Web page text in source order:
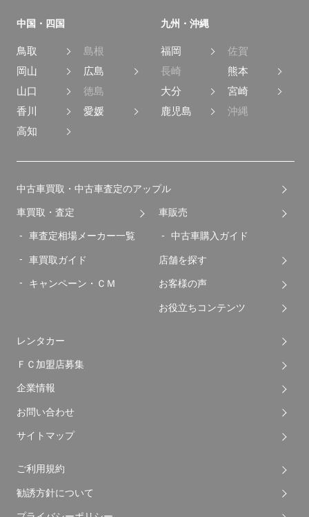
中国・四国
鳥取
島根
岡山
広島
山口
徳島
香川
愛媛
高知
九州・沖縄
福岡
佐賀
長崎
熊本
大分
宮崎
鹿児島
沖縄
中古車買取・中古車査定のアップル
車買取・査定
車査定相場メーカー一覧
車買取ガイド
キャンペーン・ＣＭ
車販売
中古車購入ガイド
店舗を探す
お客様の声
お役立ちコンテンツ
レンタカー
ＦＣ加盟店募集
企業情報
お問い合わせ
サイトマップ
ご利用規約
勧誘方針について